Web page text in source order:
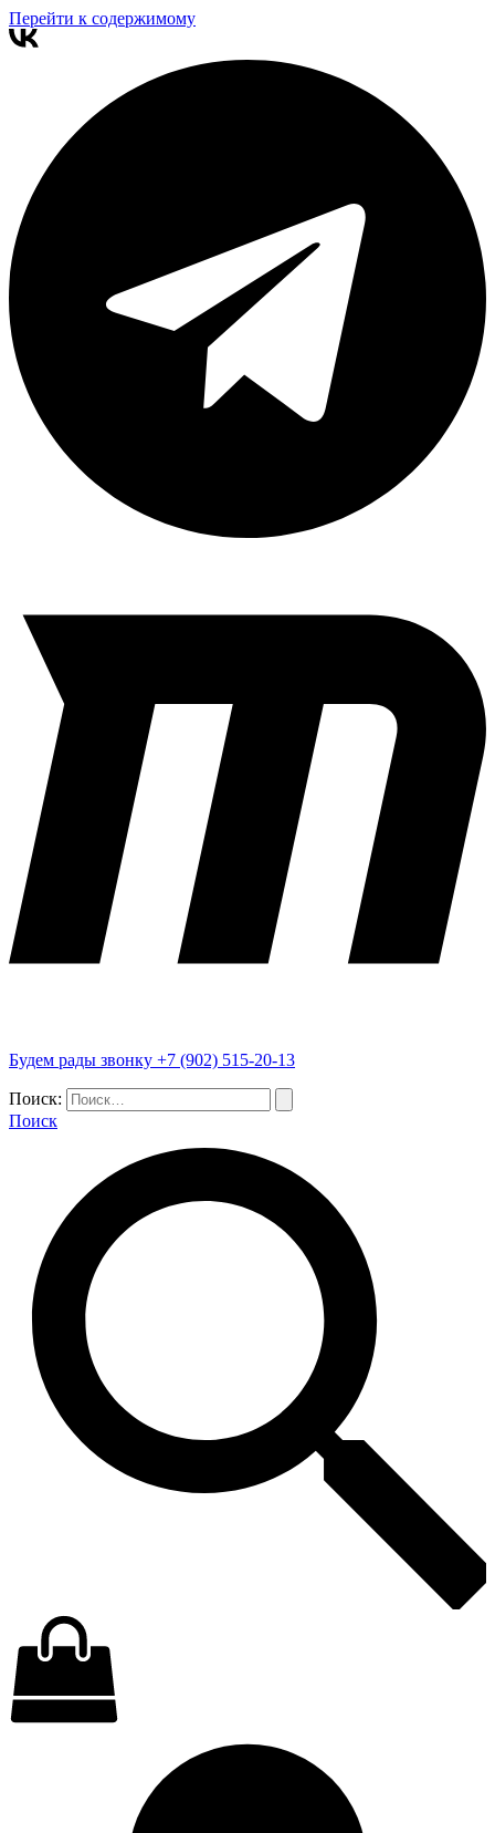
Перейти к содержимому
Будем рады звонку +7 (902) 515-20-13
Поиск:
Поиск